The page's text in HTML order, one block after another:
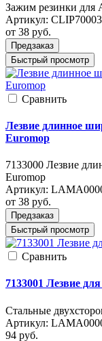
Зажим резинки для
Артикул: CLIP70003
от 38 руб.
Предзаказ
Быстрый просмотр
Cравнить
Лезвие длинное
Euromop
7133000 Лезвие
Euromop
Артикул:
от 38 руб.
Предзаказ
Быстрый просмотр
Cравнить
7133001 Лезвие
Стальные
Артикул:
94 руб.